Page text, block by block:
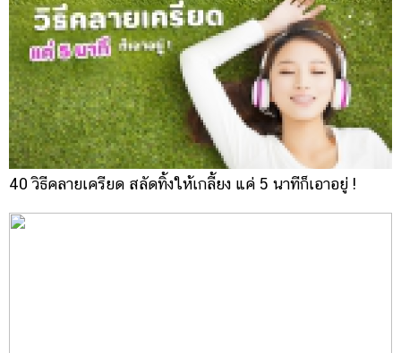
40 วิธีคลายเครียด สลัดทิ้งให้เกลี้ยง แค่ 5 นาทีก็เอาอยู่ !